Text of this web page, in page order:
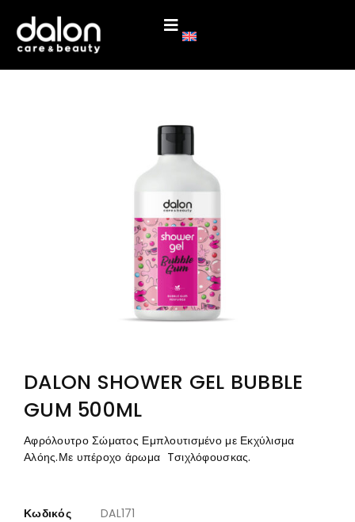
DALON SHOWER GEL BUBBLE
GUM 500ML
Αφρόλουτρο Σώματος Εμπλουτισμένο με Εκχύλισμα
Αλόης.Με υπέροχο άρωμα Tσιχλόφουσκας.
Κωδικός
DAL171